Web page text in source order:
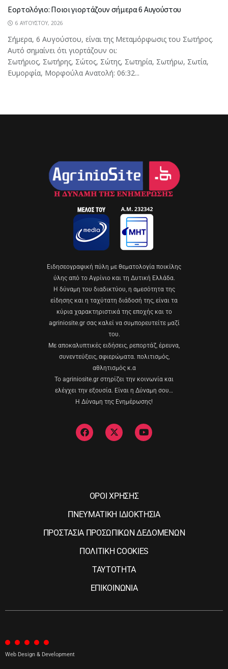
Εορτολόγιο: Ποιοι γιορτάζουν σήμερα 6 Αυγούστου
6 ΑΥΓΟΎΣΤΟΥ, 2026
Σήμερα, 6 Αυγούστου, είναι της Μεταμόρφωσις του Σωτήρος.
Αυτό σημαίνει ότι γιορτάζουν οι:
Σωτήριος, Σωτήρης, Σώτος, Σώτης, Σωτηρία, Σωτήρω, Σωτία,
Ευμορφία, Μορφούλα Ανατολή: 06:32...
Eιδησεογραφική πύλη με θεματολογία ποικίλης
ύλης από το Αγρίνιο και τη Δυτική Ελλάδα.
Η δύναμη του διαδικτύου, η αμεσότητα της
είδησης και η ταχύτατη διάδοσή της, είναι τα
κύρια χαρακτηριστικά της εποχής και το
agriniosite.gr σας καλεί να συμπορευτείτε μαζί
του.
Με αποκαλυπτικές ειδήσεις, ρεπορτάζ, έρευνα,
συνεντεύξεις, αφιερώματα. πολιτισμός,
αθλητισμός κ.α
Το agriniosite.gr στηρίζει την κοινωνία και
ελέγχει την εξουσία. Είναι η Δύναμη σου…
Η Δύναμη της Ενημέρωσης!
ΟΡΟΙ ΧΡΗΣΗΣ
ΠΝΕΥΜΑΤΙΚΗ ΙΔΙΟΚΤΗΣΙΑ
ΠΡΟΣΤΑΣΙΑ ΠΡΟΣΩΠΙΚΩΝ ΔΕΔΟΜΕΝΩΝ
ΠΟΛΙΤΙΚΗ COOKIES
ΤΑΥΤΟΤΗΤΑ
ΕΠΙΚΟΙΝΩΝΙΑ
Web Design & Development